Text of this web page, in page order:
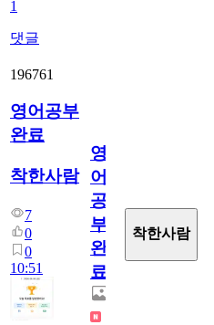
1
댓글
196761
영어공부
완료
착한사람
7
0
0
10:51
영
어
공
부
완
료
착한사람